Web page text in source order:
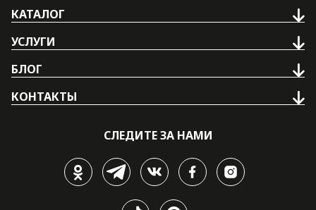
КАТАЛОГ
УСЛУГИ
БЛОГ
КОНТАКТЫ
СЛЕДИТЕ ЗА НАМИ